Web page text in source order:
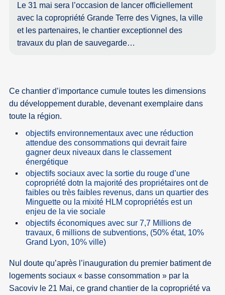
Le 31 mai sera l’occasion de lancer officiellement
avec la copropriété Grande Terre des Vignes, la ville
et les partenaires, le chantier exceptionnel des
travaux du plan de sauvegarde…
Ce chantier d’importance cumule toutes les dimensions
du développement durable, devenant exemplaire dans
toute la région.
objectifs environnementaux avec une réduction
attendue des consommations qui devrait faire
gagner deux niveaux dans le classement
énergétique
objectifs sociaux avec la sortie du rouge d’une
copropriété dotn la majorité des propriétaires ont de
faibles ou très faibles revenus, dans un quartier des
Minguette ou la mixité HLM copropriétés est un
enjeu de la vie sociale
objectifs économiques avec sur 7,7 Millions de
travaux, 6 millions de subventions, (50% état, 10%
Grand Lyon, 10% ville)
Nul doute qu’après l’inauguration du premier batiment de
logements sociaux « basse consommation » par la
Sacoviv le 21 Mai, ce grand chantier de la copropriété va